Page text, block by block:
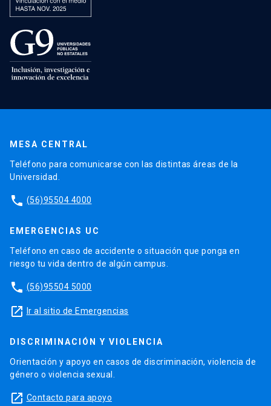
MESA CENTRAL
Teléfono para comunicarse con las distintas áreas de la
Universidad.
phone (56)95504 4000
EMERGENCIAS UC
Teléfono en caso de accidente o situación que ponga en
riesgo tu vida dentro de algún campus.
phone (56)95504 5000
launch Ir al sitio de Emergencias
DISCRIMINACIÓN Y VIOLENCIA
Orientación y apoyo en casos de discriminación, violencia de
género o violencia sexual.
launch Contacto para apoyo